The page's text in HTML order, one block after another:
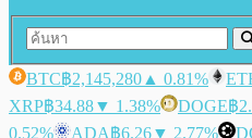
BTC฿2,145,280 ▲ 0.81%
XRP฿34.88▼ 1.38% DOGE฿
0.52%
ADA฿6.26▼ 2.77%